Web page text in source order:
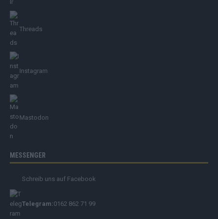
Threads
Instagram
Mastodon
MESSENGER
Schreib uns auf Facebook
Telegram:0162 862 71 99